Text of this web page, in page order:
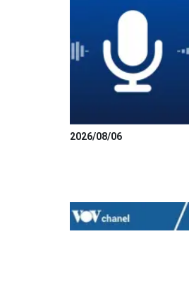
2026/08/06